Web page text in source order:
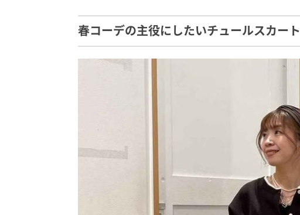
春コーデの主役にしたいチュールスカート